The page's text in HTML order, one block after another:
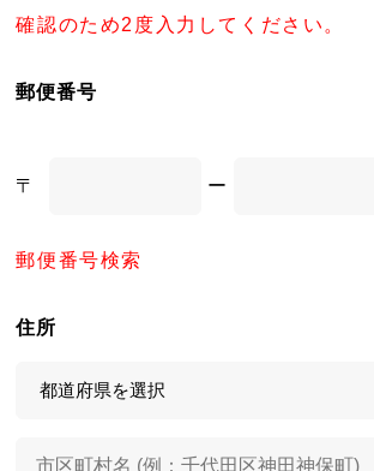
確認のため2度入力してください。
郵便番号
〒 ー
郵便番号検索
住所